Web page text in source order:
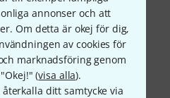
annonser och att
Om detta är okej för dig,
av cookies för
marknadsföring genom
(visa alla).
ditt samtycke via